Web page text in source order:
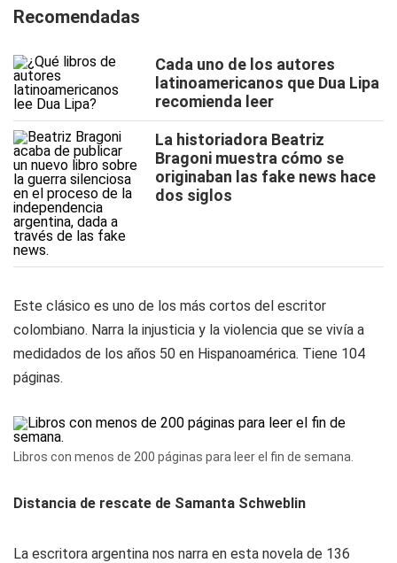
Recomendadas
Cada uno de los autores
latinoamericanos que Dua Lipa
recomienda leer
La historiadora Beatriz
Bragoni muestra cómo se
originaban las fake news hace
dos siglos
Este clásico es uno de los más cortos del escritor
colombiano. Narra la injusticia y la violencia que se vivía a
medidados de los años 50 en Hispanoamérica. Tiene 104
páginas.
Libros con menos de 200 páginas para leer el fin de semana.
Distancia de rescate de Samanta Schweblin
La escritora argentina nos narra en esta novela de 136